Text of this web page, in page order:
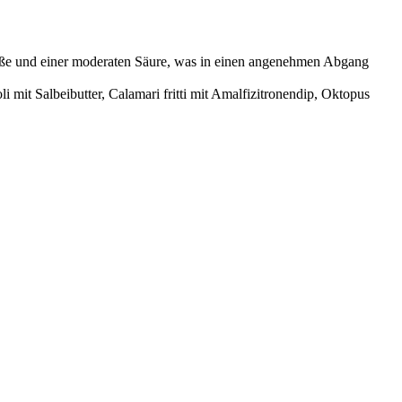
einer moderaten Säure, was in einen angenehmen Abgang
mit Salbeibutter, Calamari fritti mit Amalfizitronendip, Oktopus